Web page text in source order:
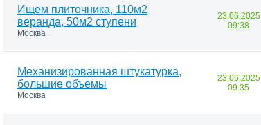
Ищем плиточника, 110м2
веранда, 50м2 ступени
Москва
23.06.2025
09:38
Механизированная штукатурка,
большие объемы
Москва
23.06.2025
09:35